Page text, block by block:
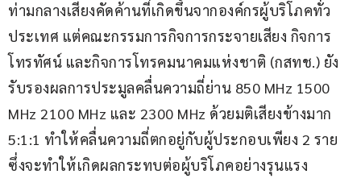
ท่ามกลางเสียงคัดค้านที่เกิดขึ้นจากองค์กรผู้บริโภคทั่ว
ประเทศ แต่คณะกรรมการกิจการกระจายเสียง กิจการ
โทรทัศน์ และกิจการโทรคมนาคมแห่งชาติ (กสทช.) ยัง
รับรองผลการประมูลคลื่นความถี่ย่าน 850 MHz 1500
MHz 2100 MHz และ 2300 MHz ด้วยมติเสียงข้างมาก
5:1:1 ทำให้คลื่นความถี่ตกอยู่กับผู้ประกอบเพียง 2 ราย
ซึ่งจะทำให้เกิดผลกระทบต่อผู้บริโภคอย่างรุนแรง